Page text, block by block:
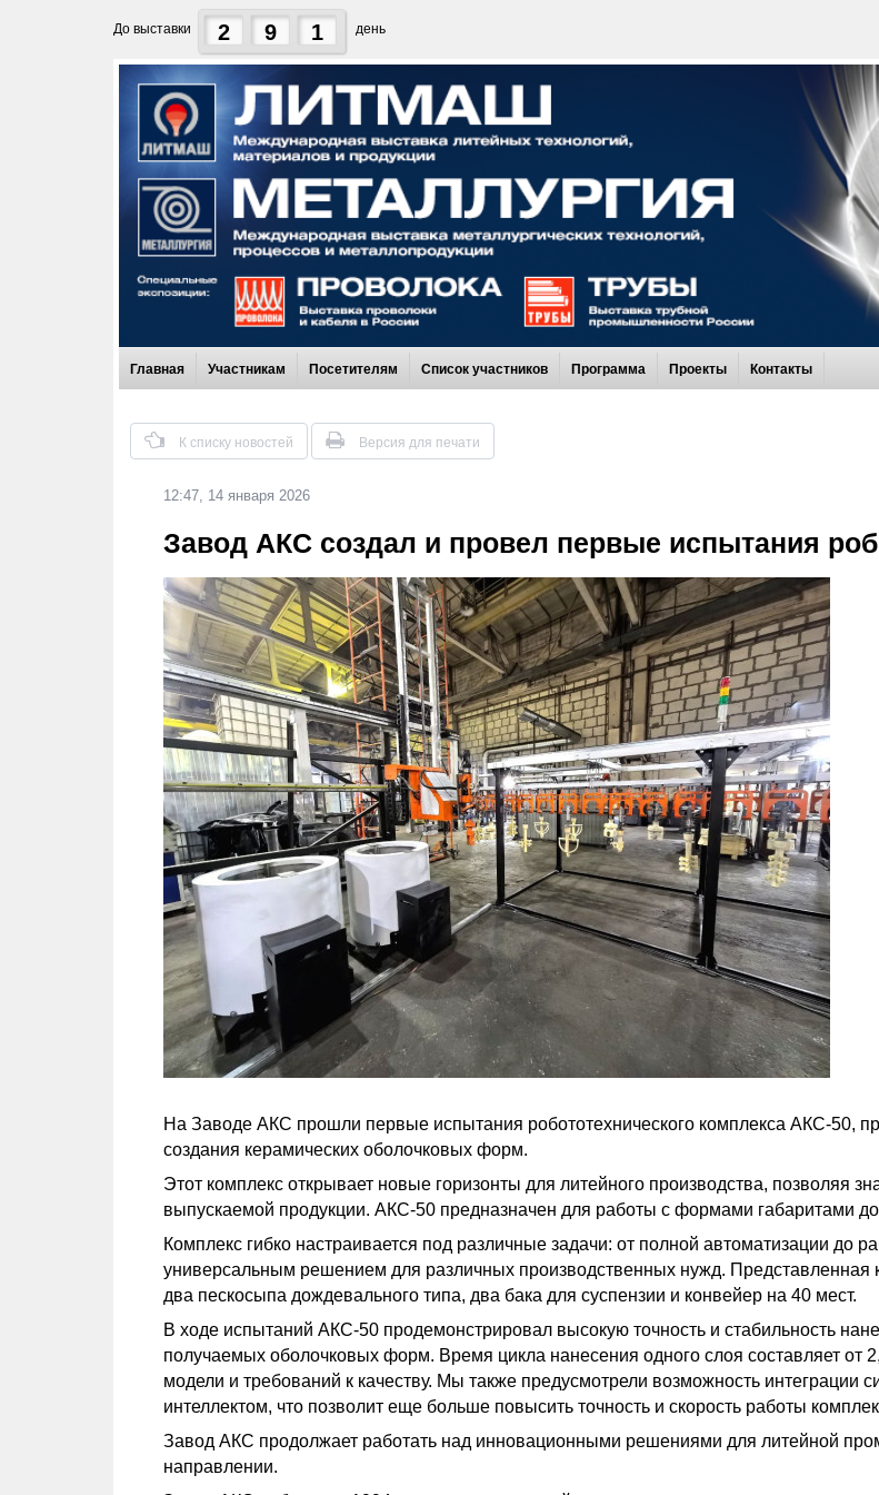
До выставки 2 9 1 день
Главная Участникам Посетителям Список участников Программа Проекты Контакты
К списку новостей Версия для печати
12:47, 14 января 2026
Завод АКС создал и провел первые испытания
На Заводе АКС прошли первые испытания робототехнического комплекса АКС-50,
создания керамических оболочковых форм.
Этот комплекс открывает новые горизонты для литейного производства, позволяя
выпускаемой продукции. АКС-50 предназначен для работы с формами габаритами
Комплекс гибко настраивается под различные задачи: от полной автоматизации до
универсальным решением для различных производственных нужд. Представленная
два пескосыпа дождевального типа, два бака для суспензии и конвейер на 40 мест.
В ходе испытаний АКС-50 продемонстрировал высокую точность и стабильность
получаемых оболочковых форм. Время цикла нанесения одного слоя составляет от
модели и требований к качеству. Мы также предусмотрели возможность интеграции
интеллектом, что позволит еще больше повысить точность и скорость работы
Завод АКС продолжает работать над инновационными решениями для литейной
направлении.